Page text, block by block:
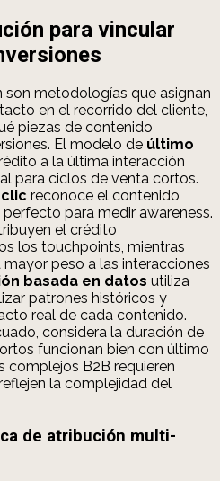
para vincular
metodologías que asignan
en el recorrido del cliente,
piezas de contenido
El modelo de último
a la última interacción
para ciclos de venta cortos.
reconoce el contenido
para medir awareness.
el crédito
los touchpoints, mientras
peso a las interacciones
basada en datos utiliza
patrones históricos y
real de cada contenido.
considera la duración de
funcionan bien con último
complejos B2B requieren
la complejidad del
de atribución multi-